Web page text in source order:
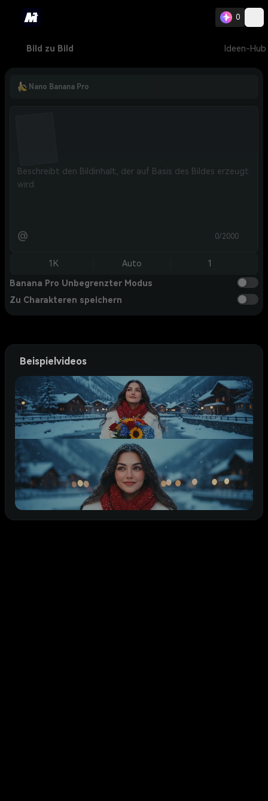
0
Bild zu Bild Ideen-Hub
Nano Banana Pro
@ 0/2000
1K Auto 1
Banana Pro Unbegrenzter Modus
Zu Charakteren speichern
Beispielvideos